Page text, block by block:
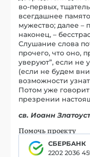
во-первых,
всегдашнее
мужество; далее –
наконец, –
Слушание слова
прочего, что оно,
уверуют”, если не
(если не будем
возможности
Потом уже
презрении
св. Иоанн
Помочь проекту
СБЕРБАНК
2202 2036